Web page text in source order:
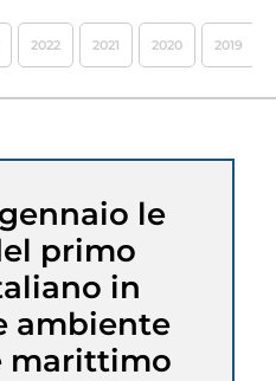
2022 2021 2020 2019
le
primo
in
ambiente
marittimo